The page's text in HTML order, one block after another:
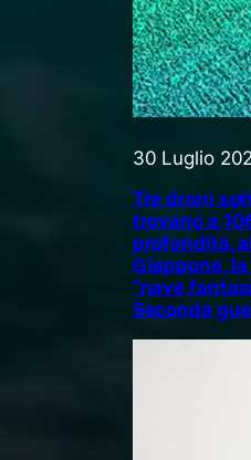
30 Luglio
Tre droni
trovano a
profondità,
Giappone,
“nave
Seconda